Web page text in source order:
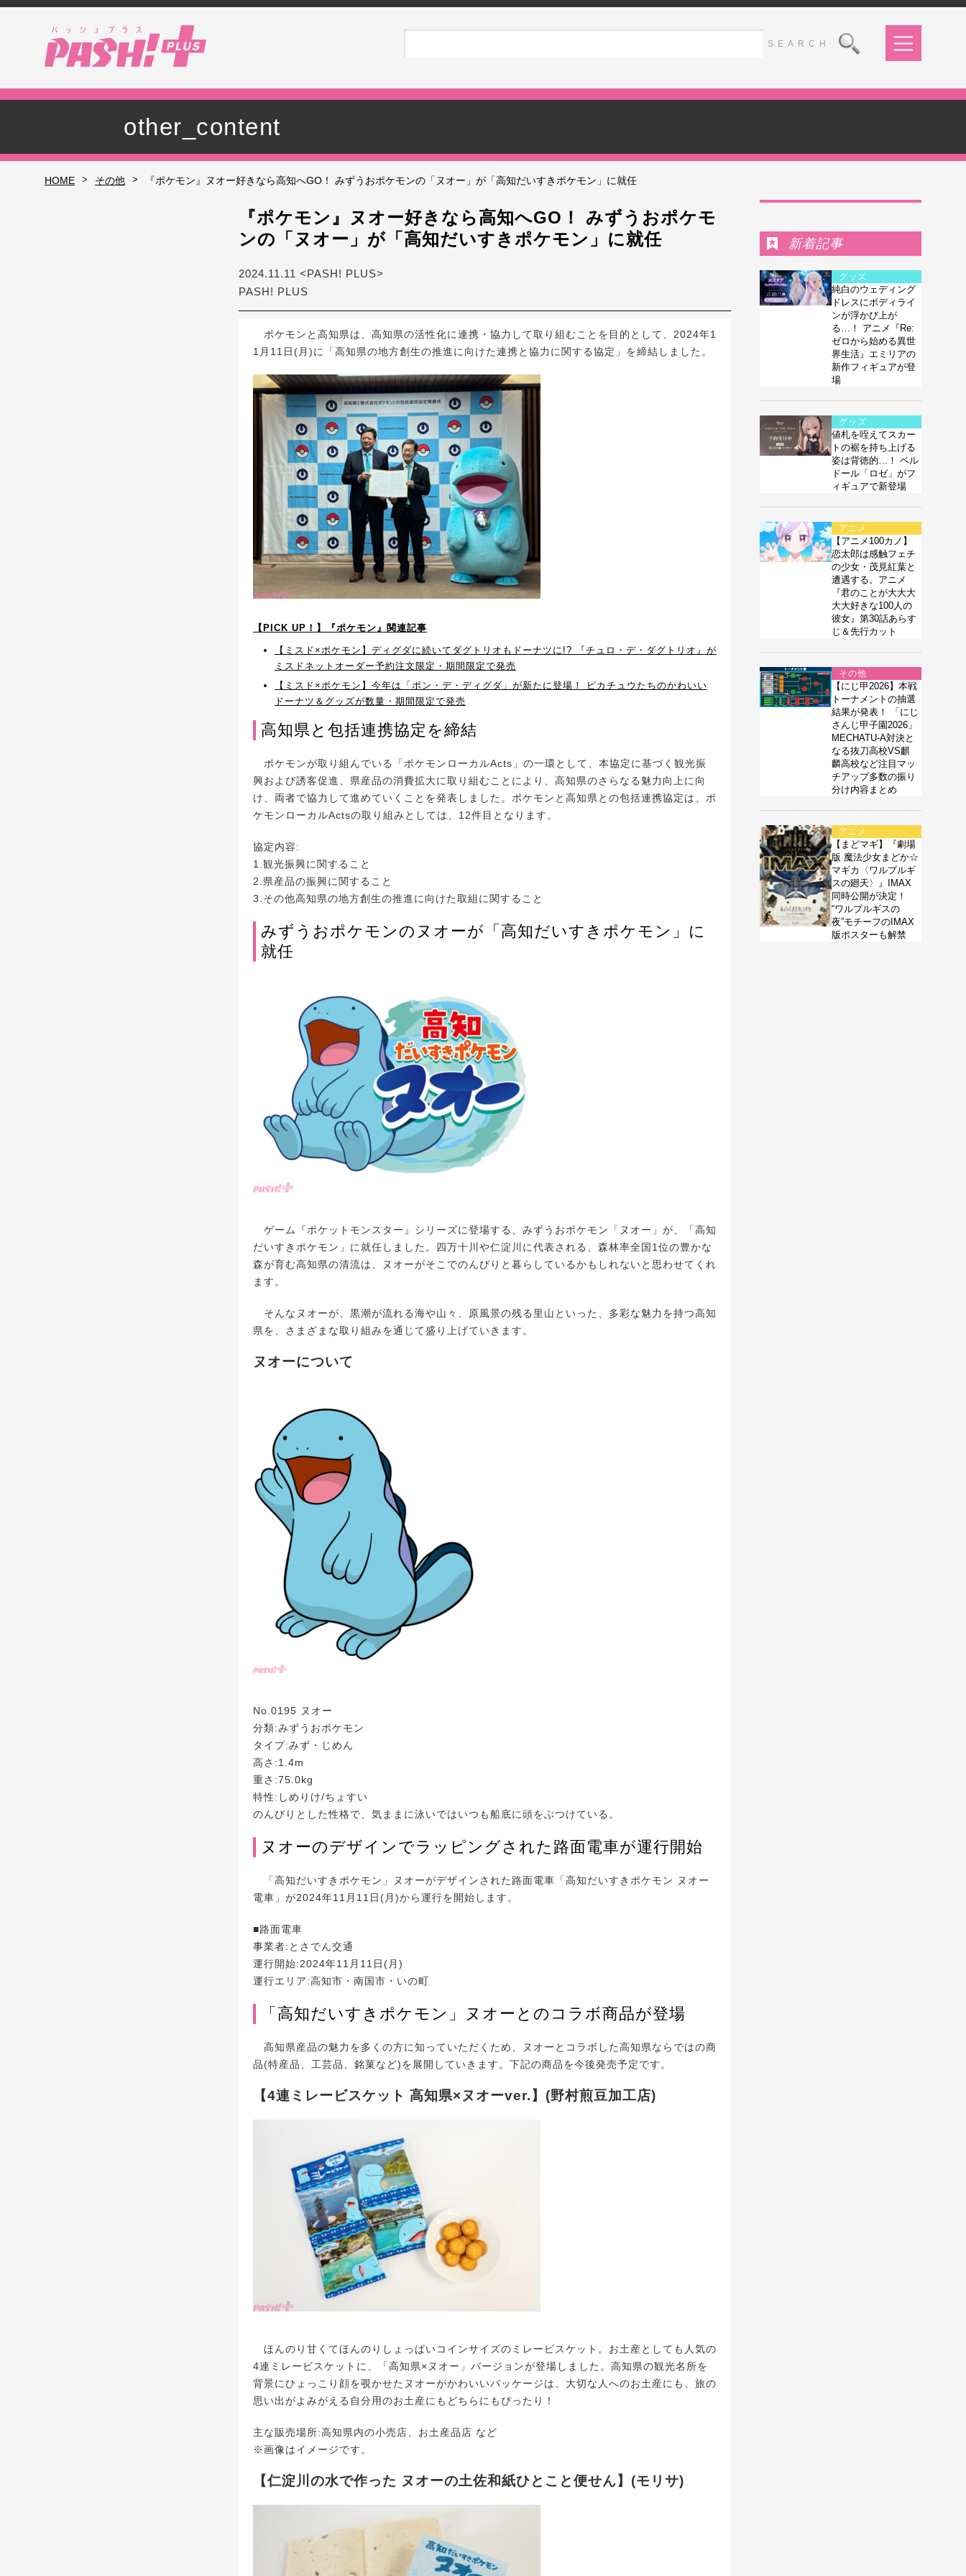
other_content
HOME > その他 > 『ポケモン』ヌオー好きなら高知へGO！ みずうおポケモンの「ヌオー」が「高知だいすきポケモン」に就任
『ポケモン』ヌオー好きなら高知へGO！ みずうおポケモ
ンの「ヌオー」が「高知だいすきポケモン」に就任
2024.11.11 <PASH! PLUS>
PASH! PLUS
ポケモンと高知県は、高知県の活性化に連携・協力して取り組むことを目的として、2024年1
1月11日(月)に「高知県の地方創生の推進に向けた連携と協力に関する協定」を締結しました。
【PICK UP！】『ポケモン』関連記事
【ミスド×ポケモン】ディグダに続いてダグトリオもドーナツに!? 『チュロ・デ・ダグトリオ』が
ミスドネットオーダー予約注文限定・期間限定で発売
【ミスド×ポケモン】今年は「ポン・デ・ディグダ」が新たに登場！ ピカチュウたちのかわいい
ドーナツ＆グッズが数量・期間限定で発売
高知県と包括連携協定を締結
ポケモンが取り組んでいる「ポケモンローカルActs」の一環として、本協定に基づく観光振
興および誘客促進、県産品の消費拡大に取り組むことにより、高知県のさらなる魅力向上に向
け、両者で協力して進めていくことを発表しました。ポケモンと高知県との包括連携協定は、ポ
ケモンローカルActsの取り組みとしては、12件目となります。
協定内容:
1.観光振興に関すること
2.県産品の振興に関すること
3.その他高知県の地方創生の推進に向けた取組に関すること
みずうおポケモンのヌオーが「高知だいすきポケモン」に
就任
ゲーム『ポケットモンスター』シリーズに登場する、みずうおポケモン「ヌオー」が、「高知
だいすきポケモン」に就任しました。四万十川や仁淀川に代表される、森林率全国1位の豊かな
森が育む高知県の清流は、ヌオーがそこでのんびりと暮らしているかもしれないと思わせてくれ
ます。
そんなヌオーが、黒潮が流れる海や山々、原風景の残る里山といった、多彩な魅力を持つ高知
県を、さまざまな取り組みを通じて盛り上げていきます。
ヌオーについて
No.0195 ヌオー
分類:みずうおポケモン
タイプ:みず・じめん
高さ:1.4m
重さ:75.0kg
特性:しめりけ/ちょすい
のんびりとした性格で、気ままに泳いではいつも船底に頭をぶつけている。
ヌオーのデザインでラッピングされた路面電車が運行開始
「高知だいすきポケモン」ヌオーがデザインされた路面電車「高知だいすきポケモン ヌオー
電車」が2024年11月11日(月)から運行を開始します。
■路面電車
事業者:とさでん交通
運行開始:2024年11月11日(月)
運行エリア:高知市・南国市・いの町
「高知だいすきポケモン」ヌオーとのコラボ商品が登場
高知県産品の魅力を多くの方に知っていただくため、ヌオーとコラボした高知県ならではの商
品(特産品、工芸品、銘菓など)を展開していきます。下記の商品を今後発売予定です。
【4連ミレービスケット 高知県×ヌオーver.】(野村煎豆加工店)
ほんのり甘くてほんのりしょっぱいコインサイズのミレービスケット。お土産としても人気の
4連ミレービスケットに、「高知県×ヌオー」バージョンが登場しました。高知県の観光名所を
背景にひょっこり顔を覗かせたヌオーがかわいいパッケージは、大切な人へのお土産にも、旅の
思い出がよみがえる自分用のお土産にもどちらにもぴったり！
主な販売場所:高知県内の小売店、お土産品店 など
※画像はイメージです。
【仁淀川の水で作った ヌオーの土佐和紙ひとこと便せん】(モリサ)
新着記事
グッズ
純白のウェディング
ドレスにボディライ
ンが浮かび上が
る…！ アニメ『Re:
ゼロから始める異世
界生活』エミリアの
新作フィギュアが登
場
グッズ
値札を咥えてスカー
トの裾を持ち上げる
姿は背徳的…！ ベル
ドール「ロゼ」がフ
ィギュアで新登場
アニメ
【アニメ100カノ】
恋太郎は感触フェチ
の少女・茂見紅葉と
遭遇する。アニメ
『君のことが大大大
大大好きな100人の
彼女』第30話あらす
じ＆先行カット
その他
【にじ甲2026】本戦
トーナメントの抽選
結果が発表！ 「にじ
さんじ甲子園2026」
MECHATU-A対決と
なる抜刀高校VS麒
麟高校など注目マッ
チアップ多数の振り
分け内容まとめ
アニメ
【まどマギ】『劇場
版 魔法少女まどか☆
マギカ〈ワルプルギ
スの廻天〉』IMAX
同時公開が決定！
“ワルプルギスの
夜”モチーフのIMAX
版ポスターも解禁